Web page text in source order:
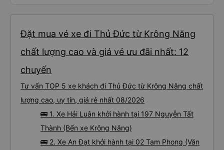
Đặt mua vé xe đi Thủ Đức từ Krông Năng
chất lượng cao và giá vé ưu đãi nhất: 12
chuyến
Tư vấn TOP 5 xe khách đi Thủ Đức từ Krông Năng chất
lượng cao, uy tín, giá rẻ nhất 08/2026
🚌 1. Xe Hải Luân khởi hành tại 197 Nguyễn Tất
Thành (Bến xe Krông Năng)
🚌 2. Xe An Đạt khởi hành tại 02 Tam Phong (Văn